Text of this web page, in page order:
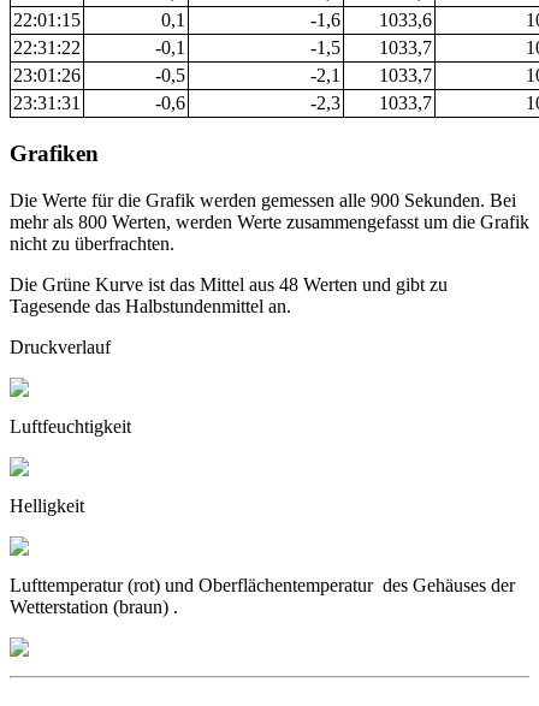
22:01:15
0,1 -1,6 1033,6
22:31:22
-0,1 -1,5 1033,7
23:01:26
-0,5 -2,1 1033,7
23:31:31
-0,6 -2,3 1033,7
Grafiken
Die Werte für die Grafik werden gemessen alle 900 Sekunden. Bei
mehr als 800 Werten, werden Werte zusammengefasst um die Grafik
nicht zu überfrachten.
Die Grüne Kurve ist das Mittel aus 48 Werten und gibt zu
Tagesende das Halbstundenmittel an.
Druckverlauf
Luftfeuchtigkeit
Helligkeit
Lufttemperatur (rot) und Oberflächentemperatur des Gehäuses der
Wetterstation (braun) .